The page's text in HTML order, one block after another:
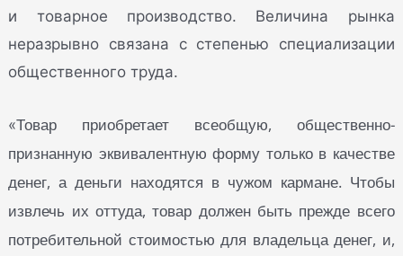
и товарное производство. Величина рынка
неразрывно связана с степенью специализации
общественного труда.
«Товар приобретает всеобщую, общественно-
признанную эквивалентную форму только в качестве
денег, а деньги находятся в чужом кармане. Чтобы
извлечь их оттуда, товар должен быть прежде всего
потребительной стоимостью для владельца денег, и,